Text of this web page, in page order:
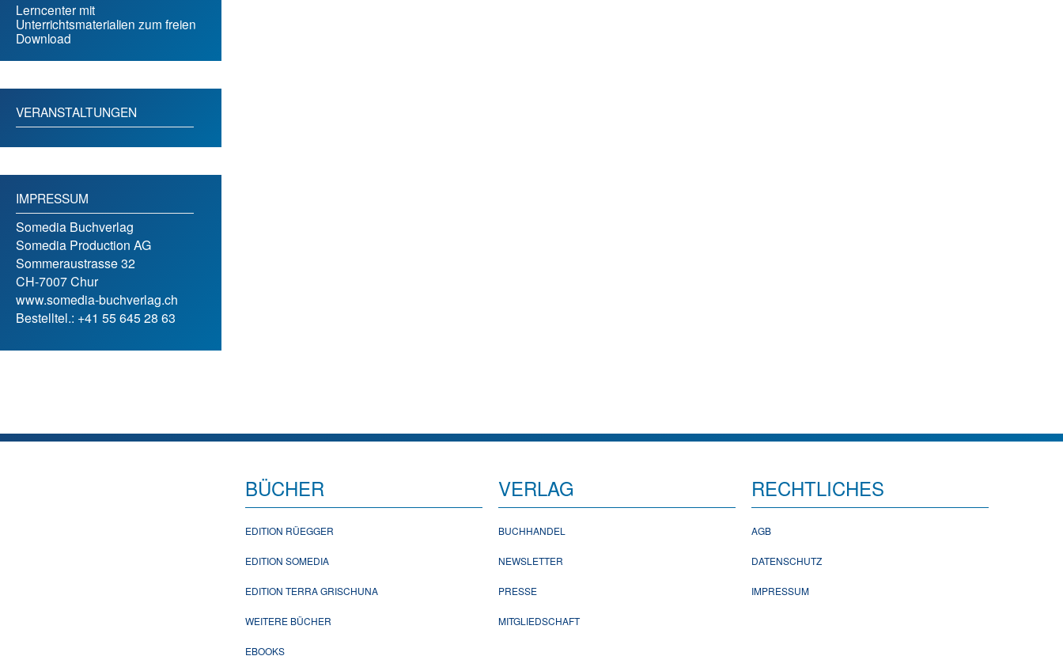
Lerncenter mit
Unterrichtsmaterialien zum freien
Download
VERANSTALTUNGEN
IMPRESSUM
Somedia Buchverlag
Somedia Production AG
Sommeraustrasse 32
CH-7007 Chur
www.somedia-buchverlag.ch
Bestelltel.: +41 55 645 28 63
BÜCHER
EDITION RÜEGGER
EDITION SOMEDIA
EDITION TERRA GRISCHUNA
WEITERE BÜCHER
EBOOKS
VERLAG
BUCHHANDEL
NEWSLETTER
PRESSE
MITGLIEDSCHAFT
RECHTLICHES
AGB
DATENSCHUTZ
IMPRESSUM